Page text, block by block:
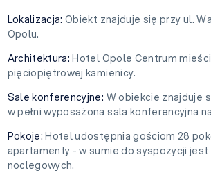
Lokalizacja:Obiekt znajduje się przy ul.
Opolu.
Architektura:Hotel Opole Centrum
pięciopiętrowej kamienicy.
Sale konferencyjne: W obiekcie znajduje
w pełni wyposażona sala konferencyjna
Pokoje:Hotel udostępnia gościom 28
apartamenty - w sumie do syspozycji jest
noclegowych.